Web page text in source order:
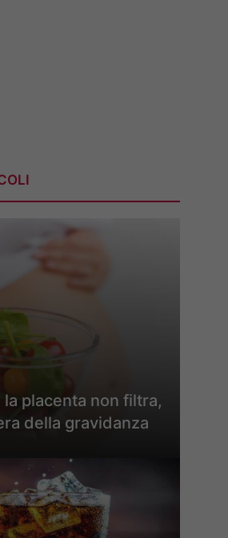
la placenta non filtra,
della gravidanza